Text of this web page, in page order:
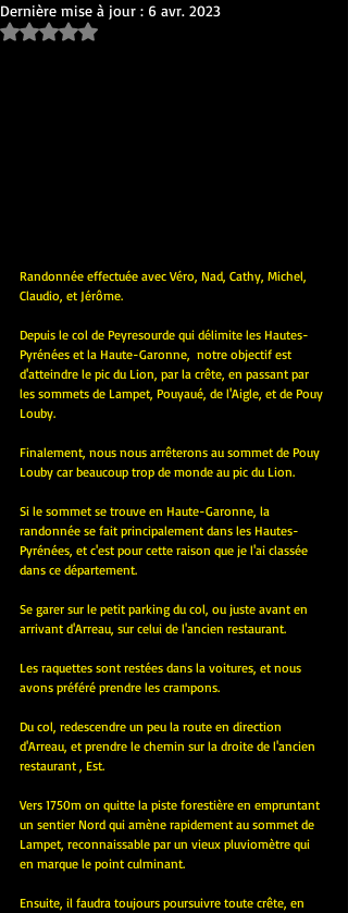
Dernière mise à jour : 6 avr. 2023
Noté NaN étoiles sur 5.
Randonnée effectuée avec Véro, Nad, Cathy, Michel,
Claudio, et Jérôme.
Depuis le col de Peyresourde qui délimite les Hautes-
Pyrénées et la Haute-Garonne,  notre objectif est
d'atteindre le pic du Lion, par la crête, en passant par
les sommets de Lampet, Pouyaué, de l'Aigle, et de Pouy
Louby.
Finalement, nous nous arrêterons au sommet de Pouy
Louby car beaucoup trop de monde au pic du Lion.
Si le sommet se trouve en Haute-Garonne, la
randonnée se fait principalement dans les Hautes-
Pyrénées, et c'est pour cette raison que je l'ai classée
dans ce département.
Se garer sur le petit parking du col, ou juste avant en
arrivant d'Arreau, sur celui de l'ancien restaurant.
Les raquettes sont restées dans la voitures, et nous
avons préféré prendre les crampons.
Du col, redescendre un peu la route en direction
d'Arreau, et prendre le chemin sur la droite de l'ancien
restaurant , Est.
Vers 1750m on quitte la piste forestière en empruntant
un sentier Nord qui amène rapidement au sommet de
Lampet, reconnaissable par un vieux pluviomètre qui
en marque le point culminant.
Ensuite, il faudra toujours poursuivre toute crête, en